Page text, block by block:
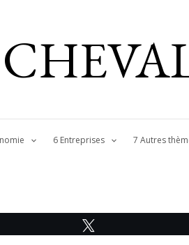
6 Entreprises 7 Autres